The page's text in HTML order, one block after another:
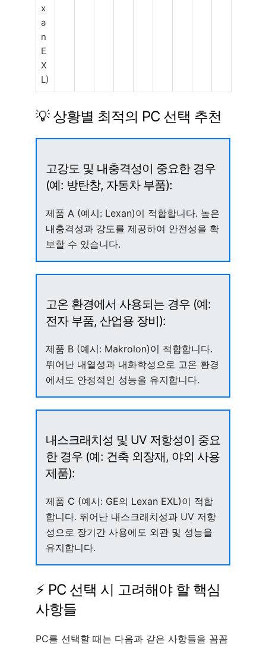
x
a
n
E
X
L)
💡 상황별 최적의 PC 선택 추천
고강도 및 내충격성이 중요한 경우
(예: 방탄창, 자동차 부품):
제품 A (예시: Lexan)이 적합합니다. 높은
내충격성과 강도를 제공하여 안전성을 확
보할 수 있습니다.
고온 환경에서 사용되는 경우 (예:
전자 부품, 산업용 장비):
제품 B (예시: Makrolon)이 적합합니다.
뛰어난 내열성과 내화학성으로 고온 환경
에서도 안정적인 성능을 유지합니다.
내스크래치성 및 UV 저항성이 중요
한 경우 (예: 건축 외장재, 야외 사용
제품):
제품 C (예시: GE의 Lexan EXL)이 적합
합니다. 뛰어난 내스크래치성과 UV 저항
성으로 장기간 사용에도 외관 및 성능을
유지합니다.
⚡ PC 선택 시 고려해야 할 핵심
사항들
PC를 선택할 때는 다음과 같은 사항들을 꼼꼼